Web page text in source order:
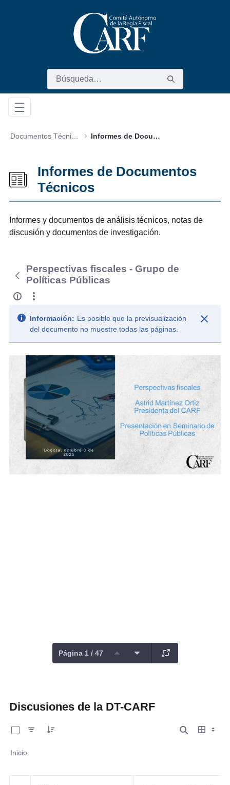
Documentos Técnicos Informes de Documentos Técnicos
Informes de Documentos
Técnicos
Informes y documentos de análisis técnicos, notas de
discusión y documentos de investigación.
Perspectivas fiscales - Grupo de
Políticas Públicas
Información: Es posible que la previsualización
del documento no muestre todas las páginas.
Página 1 / 47
Discusiones de la DT-CARF
Inicio